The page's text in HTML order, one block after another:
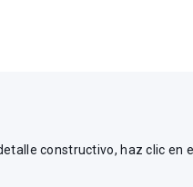
constructivo, haz clic en